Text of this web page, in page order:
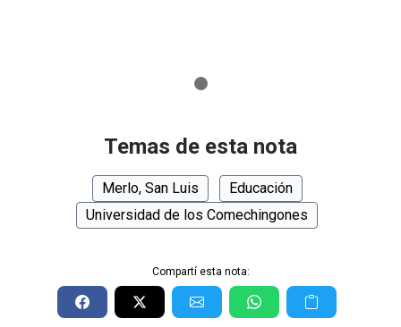
Temas de esta nota
Merlo, San Luis
Educación
Universidad de los Comechingones
Compartí esta nota: